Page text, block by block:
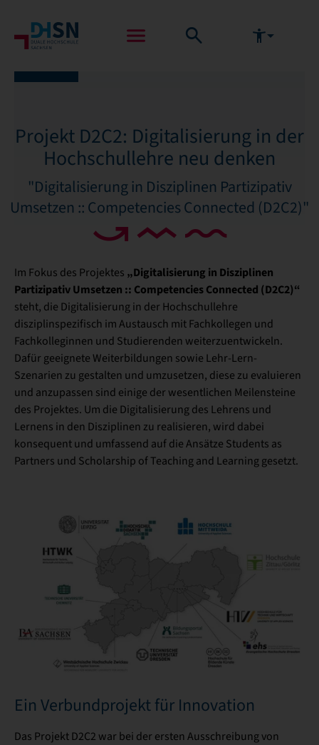
Projekt D2C2: Digitalisierung in der
Hochschullehre neu denken
"Digitalisierung in Disziplinen Partizipativ
Umsetzen :: Competencies Connected (D2C2)"
Im Fokus des Projektes „Digitalisierung in Disziplinen
Partizipativ Umsetzen :: Competencies Connected (D2C2)“
steht, die Digitalisierung in der Hochschullehre
disziplinspezifisch im Austausch mit Fachkollegen und
Fachkolleginnen und Studierenden weiterzuentwickeln.
Dafür geeignete Weiterbildungen sowie Lehr-Lern-
Szenarien zu gestalten und umzusetzen, diese zu evaluieren
und anzupassen sind einige der wesentlichen Meilensteine
des Projektes. Um die Digitalisierung des Lehrens und
Lernens in den Disziplinen zu realisieren, wird dabei
konsequent und umfassend auf die Ansätze Students as
Partners und Scholarship of Teaching and Learning gesetzt.
Ein Verbundprojekt für Innovation
Das Projekt D2C2 war bei der ersten Ausschreibung von